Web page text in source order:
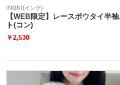
INGNI(イング)
【WEB限定】レースボウタイ半
ト(コン)
￥2,530